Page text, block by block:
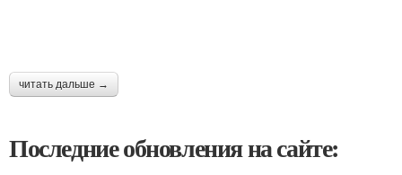
читать дальше →
Последние обновления на сайте: